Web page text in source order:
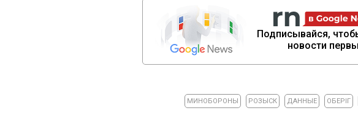
Подписывайся,
новости
МИНОБОРОНЫ РОЗЫСК ДАННЫЕ ОБЕРІГ